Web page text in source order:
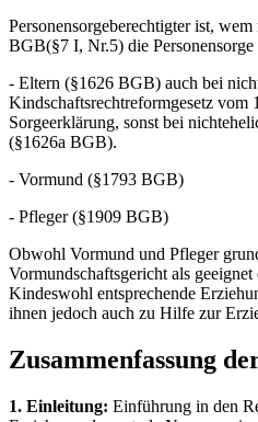
Personensorgeberechtigter ist,
BGB(§7 I, Nr.5) die Personensorge
- Eltern (§1626 BGB) auch bei
Kindschaftsrechtreformgesetz vom
Sorgeerklärung, sonst bei
(§1626a BGB).
- Vormund (§1793 BGB)
- Pfleger (§1909 BGB)
Obwohl Vormund und Pfleger
Vormundschaftsgericht als
Kindeswohl entsprechende
ihnen jedoch auch zu Hilfe zur
Zusammenfassung
1. Einleitung: Einführung in den